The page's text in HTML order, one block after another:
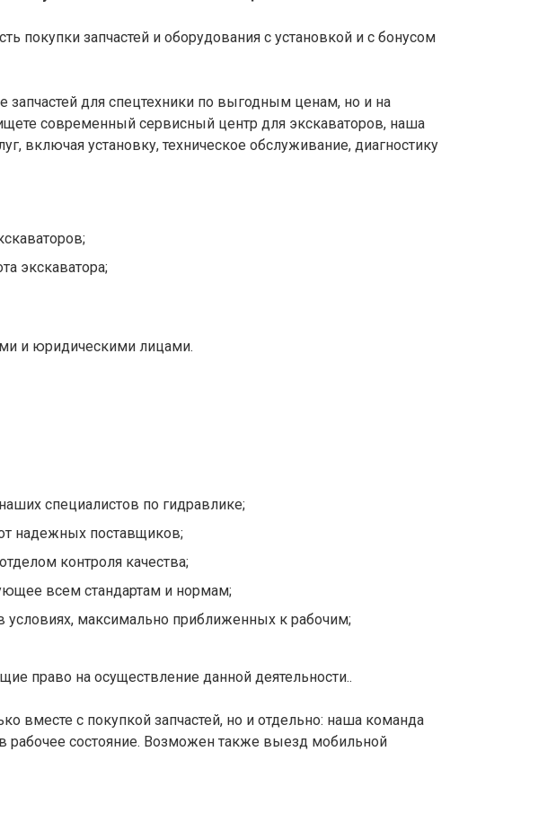
покупки запчастей и оборудования с установкой и с бонусом
для спецтехники по выгодным ценам, но и на
современный сервисный центр для экскаваторов, наша
включая установку, техническое обслуживание, диагностику
экскаватора;
и юридическими лицами.
специалистов по гидравлике;
надежных поставщиков;
контроля качества;
всем стандартам и нормам;
условиях, максимально приближенных к рабочим;
право на осуществление данной деятельности..
вместе с покупкой запчастей, но и отдельно: наша команда
рабочее состояние. Возможен также выезд мобильной